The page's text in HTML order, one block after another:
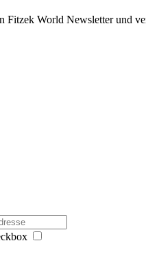
Fitzek World Newsletter und